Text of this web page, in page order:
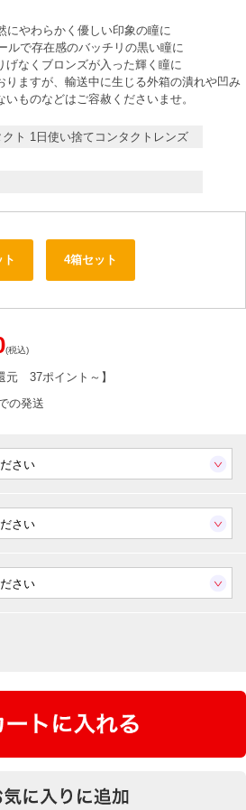
にやわらかく優しい印象の瞳に
ルで存在感のバッチリの黒い瞳に
げなくブロンズが入った輝く瞳に
りますが、輸送中に生じる外箱の潰れや凹み
ものなどはご容赦くださいませ。
ト 1日使い捨てコンタクトレンズ
ト 4箱セット
(税込)
元 37ポイント～ 】
の発送